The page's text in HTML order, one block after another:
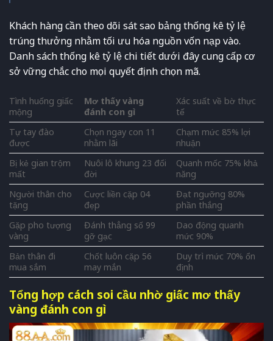
Khách hàng cần theo dõi sát sao bảng thống kê tỷ lệ
trúng thưởng nhằm tối ưu hóa nguồn vốn nạp vào.
Danh sách thống kê tỷ lệ chi tiết dưới đây cung cấp cơ
sở vững chắc cho mọi quyết định chọn mã.
Tình huống giấc
mộng
Mơ thấy vàng
đánh con gì
Xác suất về bờ thực
tế
Tự tay đào
được
Chọn ngay con 11
nhằm lãi
Chạm mức 85% lợi
nhuận
Bị kẻ gian trộm
mất
Nuôi lô khung 23 đổi
đời
Quanh mốc 75% khả
năng
Người thân cho
tặng
Cược liền cặp 04
đẹp
Đạt ngưỡng 80%
phần thắng
Gặp pho tượng
vàng
Đánh thẳng số 99
gỡ gạc
Dao động quanh
mức 90%
Bản thân đi
mua sắm
Chốt luôn cặp 56
may mắn
Duy trì mức 70% ổn
định
Tổng hợp cách soi cầu nhờ giấc mơ thấy
vàng đánh con gì